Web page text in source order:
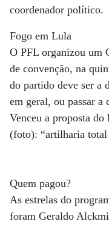
coordenador político.
Fogo em Lula
O PFL organizou um
de convenção, na
do partido deve ser a
em geral, ou passar
Venceu a proposta
(foto): “artilharia
Quem pagou?
As estrelas do
foram Geraldo